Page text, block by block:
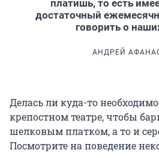
платишь, то есть
достаточный
говорить о
АНДРЕЙ
Делась ли куда-то
крепостном театре, чтобы
шелковым платком, а то и
Посмотрите на поведение